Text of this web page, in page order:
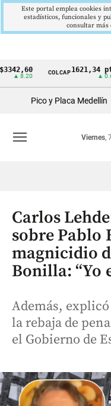
Cintillo
Colombia
COLCAP1621,34 pts
Pico y Placa Medellín
Viernes,
menu
Carlos
sobre Pablo
magnicidio
Bonilla: “Yo
Además,
la rebaja de
el Gobierno de
Este portal emplea cookies
estadísticos, funcionales y
consultar más